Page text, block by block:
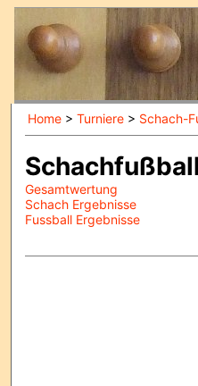
Home > Turniere > Schach-
Gesamtwertung
Schach Ergebnisse
Fussball Ergebnisse